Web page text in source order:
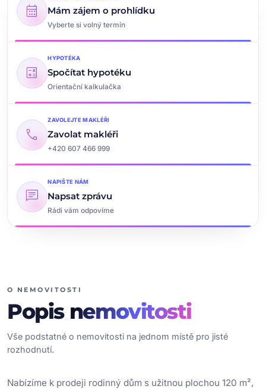
calendar_month Mám zájem o prohlídku
Vyberte si volný termín
calculate
HYPOTÉKA
Spočítat hypotéku
Orientační kalkulačka
call
ZAVOLEJTE MAKLÉŘI
Zavolat makléři
+420 607 466 999
chat
NAPIŠTE NÁM
Napsat zprávu
Rádi vám odpovíme
O NEMOVITOSTI
Popis nemovitosti
Vše podstatné o nemovitosti na jednom místě pro jisté
rozhodnutí.
Nabízíme k prodeji rodinný dům s užitnou plochou 120 m²,